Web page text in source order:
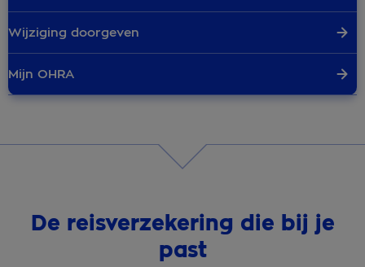
Wijziging doorgeven
Mijn OHRA
De reisverzekering die bij je
past